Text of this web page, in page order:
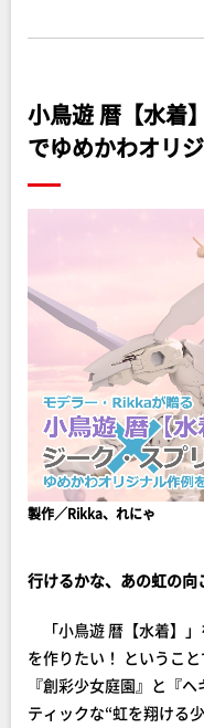
小鳥遊 暦【水着
でゆめかわオリ
製作／Rikka、れにゃ
行けるかな、あの虹の向
「小鳥遊 暦【水着】
を作りたい！ というこ
『創彩少女庭園』と『
ティックな“虹を翔ける